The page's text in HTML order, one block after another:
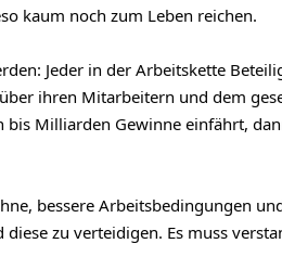
kaum noch zum Leben reichen.
Jeder in der Arbeitskette
ihren Mitarbeitern und dem
Milliarden Gewinne einfährt,
bessere Arbeitsbedingungen
zu verteidigen. Es muss